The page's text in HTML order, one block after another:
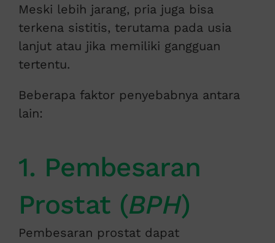
Meski lebih jarang, pria juga bisa
terkena sistitis, terutama pada usia
lanjut atau jika memiliki gangguan
tertentu.
Beberapa faktor penyebabnya antara
lain:
1. Pembesaran
Prostat (BPH)
Pembesaran prostat dapat